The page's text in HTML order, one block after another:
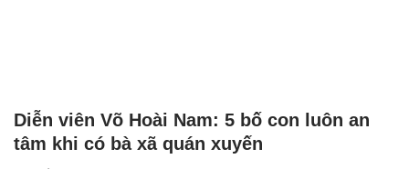
Diễn viên Võ Hoài Nam: 5 bố con luôn an
tâm khi có bà xã quán xuyến